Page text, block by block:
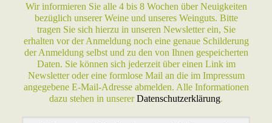
Wir informieren Sie alle 4 bis 8 Wochen über Neuigkeiten
bezüglich unserer Weine und unseres Weinguts. Bitte
tragen Sie sich hierzu in unseren Newsletter ein, Sie
erhalten vor der Anmeldung noch eine genaue Schilderung
der Anmeldung selbst und zu den von Ihnen gespeicherten
Daten. Sie können sich jederzeit über einen Link im
Newsletter oder eine formlose Mail an die im Impressum
angegebene E-Mail-Adresse abmelden. Alle Informationen
dazu stehen in unsererDatenschutzerklärung.